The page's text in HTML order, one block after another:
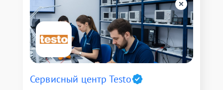
Сервисный центр Testo